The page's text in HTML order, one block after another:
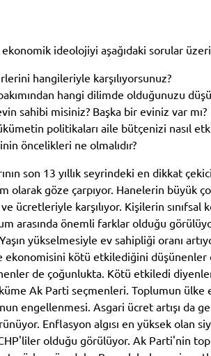
ideolojiyi aşağıdaki sorular
hangileriyle karşılıyorsunuz?
hangi dilimde olduğunuzu
sahibi misiniz? Başka bir eviniz var mı?
politikaları aile bütçenizi nasıl
öncelikleri ne olmalıdır?
son 13 yıllık seyrindeki en dikkat
olarak göze çarpıyor. Hanelerin büyük
ve ücretleriyle karşılıyor. Kişilerin sınıfsal
arasında önemli farklar olduğu
yükselmesiyle ev sahipliği oranı
ekonomisini kötü etkilediğini
de çoğunlukta. Kötü etkiledi
küme Ak Parti seçmenleri. Toplumun
engellenmesi. Asgari ücret artışı da
Enflasyon algısı en yüksek olan
olduğu görülüyor. Ak Parti'nin